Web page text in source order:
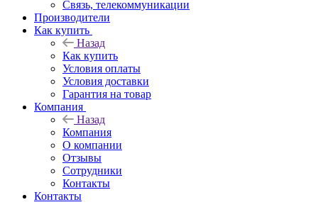
Связь, телекоммуникации
Производители
Как купить
Назад
Как купить
Условия оплаты
Условия доставки
Гарантия на товар
Компания
Назад
Компания
О компании
Отзывы
Сотрудники
Контакты
Контакты